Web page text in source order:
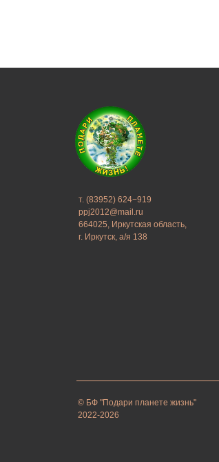
т. (83952) 624−919
ppj2012@mail.ru
664025, Иркутская область,
г. Иркутск, а/я 138
© БФ "Подари планете жизнь"
2022-2026